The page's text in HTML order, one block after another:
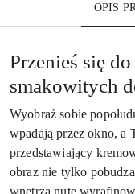
OPIS
Przenieś się
smakowitych
Wyobraź sobie
wpadają przez okno, a
przedstawiający
obraz nie tylko
wnętrza nutę